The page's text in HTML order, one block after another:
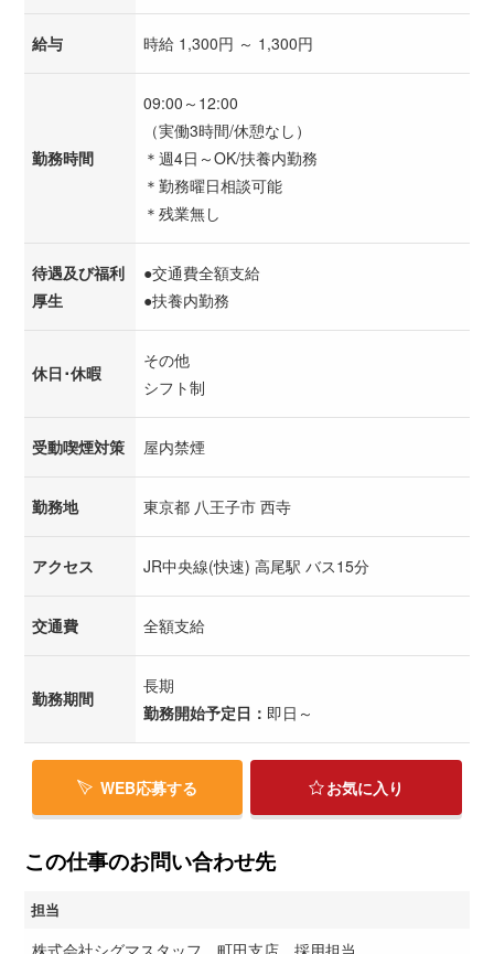
給与 時給 1,300円 ～ 1,300円
勤務時間
09:00～12:00
（実働3時間/休憩なし）
＊週4日～OK/扶養内勤務
＊勤務曜日相談可能
＊残業無し
待遇及び福利
厚生
●交通費全額支給
●扶養内勤務
休日･休暇
その他
シフト制
受動喫煙対策 屋内禁煙
勤務地 東京都 八王子市 西寺
アクセス JR中央線(快速) 高尾駅 バス15分
交通費 全額支給
勤務期間
長期
勤務開始予定日： 即日～
WEB応募する お気に入り
この仕事のお問い合わせ先
担当